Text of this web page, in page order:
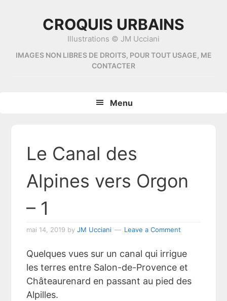
CROQUIS URBAINS
Illustrations © JM Ucciani
IMAGES NON LIBRES DE DROITS, POUR TOUT USAGE, ME
CONTACTER
Menu
Le Canal des
Alpines vers Orgon
– 1
mai 14, 2019 byJM Ucciani Leave a Comment
Quelques vues sur un canal qui irrigue
les terres entre Salon-de-Provence et
Châteaurenard en passant au pied des
Alpilles.